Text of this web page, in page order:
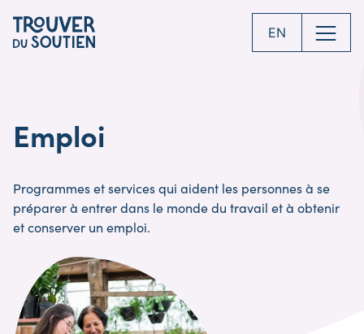
to
main
EN
Emploi
Programmes et services qui aident les personnes à se
préparer à entrer dans le monde du travail et à obtenir
et conserver un emploi.